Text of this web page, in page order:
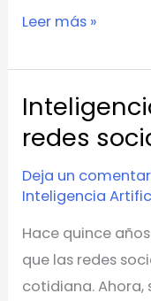
Leer más »
redes
Deja un
Inteligencia
Hace quince
que las redes
cotidiana. Ahora,
Inteligencia
Artificial
las
redes
sociales